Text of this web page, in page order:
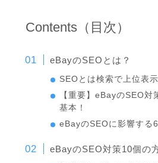
Contents（目次）
eBayのSEOとは？
SEOとは検索で上位表
【重要】eBayのSEO対
基本！
eBayのSEOに影響する
eBayのSEO対策10個の